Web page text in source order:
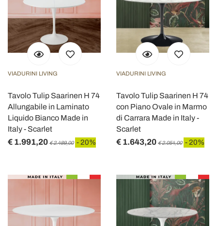
VIADURINI LIVING
Tavolo Tulip Saarinen H 74
Allungabile in Laminato
Liquido Bianco Made in
Italy - Scarlet
€ 1.991,20 € 2.489,00 - 20%
VIADURINI LIVING
Tavolo Tulip Saarinen H 74
con Piano Ovale in Marmo
di Carrara Made in Italy -
Scarlet
€ 1.643,20 € 2.054,00 - 20%